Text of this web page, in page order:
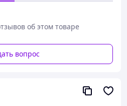
об этом товаре
вопрос